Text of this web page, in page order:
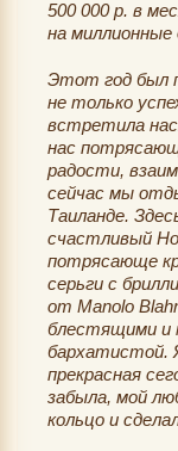
500 000 р. в
на миллионные
Этот год был
не только
встретила
нас
радости,
сейчас мы
Таиланде.
счастливый
потрясающе
серьги с
от Manolo
блестящими и
бархатистой.
прекрасная
забыла, мой
кольцо и